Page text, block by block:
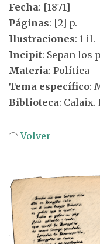
Fecha: [1871]
Páginas: [2] p.
Ilustraciones: 1 il.
Incipit: Sepan los
Materia: Política
Tema específico:
Biblioteca: Calaix.
Volver